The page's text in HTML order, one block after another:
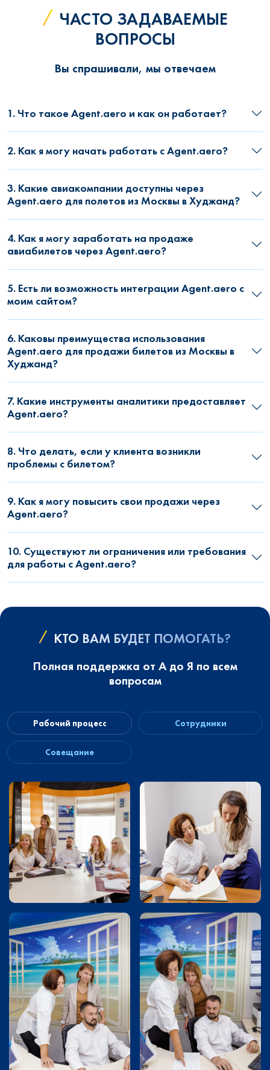
ЧАСТО ЗАДАВАЕМЫЕ
ВОПРОСЫ
Вы спрашивали, мы отвечаем
1. Что такое Agent.aero и как он работает?
2. Как я могу начать работать с Agent.aero?
3. Какие авиакомпании доступны через
Agent.aero для полетов из Москвы в Худжанд?
4. Как я могу заработать на продаже
авиабилетов через Agent.aero?
5. Есть ли возможность интеграции Agent.aero с
моим сайтом?
6. Каковы преимущества использования
Agent.aero для продажи билетов из Москвы в
Худжанд?
7. Какие инструменты аналитики предоставляет
Agent.aero?
8. Что делать, если у клиента возникли
проблемы с билетом?
9. Как я могу повысить свои продажи через
Agent.aero?
10. Существуют ли ограничения или требования
для работы с Agent.aero?
КТО ВАМ БУДЕТ ПОМОГАТЬ?
Полная поддержка от А до Я по всем
вопросам
Рабочий процесс Сотрудники
Совещание